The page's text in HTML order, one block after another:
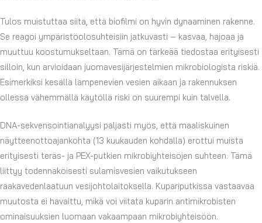
Tulos muistuttaa siitä, että biofilmi on hyvin dynaaminen rakenne.
Se reagoi ympäristöolosuhteisiin jatkuvasti – kasvaa, hajoaa ja
muuttuu koostumukseltaan. Tämä on tärkeää tiedostaa erityisesti
silloin, kun arvioidaan juomavesijärjestelmien mikrobiologista riskiä.
Esimerkiksi kesällä lämpenevien vesien aikaan ja rakennuksen
ollessa vähemmällä käytöllä riski on suurempi kuin talvella.
DNA-sekvensointianalyysi paljasti myös, että maaliskuinen
näytteenottoajankohta (13 kuukauden kohdalla) erottui muista
erityisesti teräs- ja PEX-putkien mikrobiyhteisöjen suhteen. Tämä
liittyy todennäköisesti sulamisvesien vaikutukseen
raakavedenlaatuun vesijohtolaitoksella. Kupariputkissa vastaavaa
muutosta ei havaittu, mikä voi viitata kuparin antimikrobisten
ominaisuuksien luomaan vakaampaan mikrobiyhteisöön.